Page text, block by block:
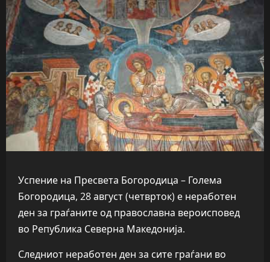
Успение на Пресвета Богородица – Голема
Богородица, 28 август (четврток) е неработен
ден за граѓаните од православна вероисповед
во Република Северна Македонија.
Следниот неработен ден за сите граѓани во